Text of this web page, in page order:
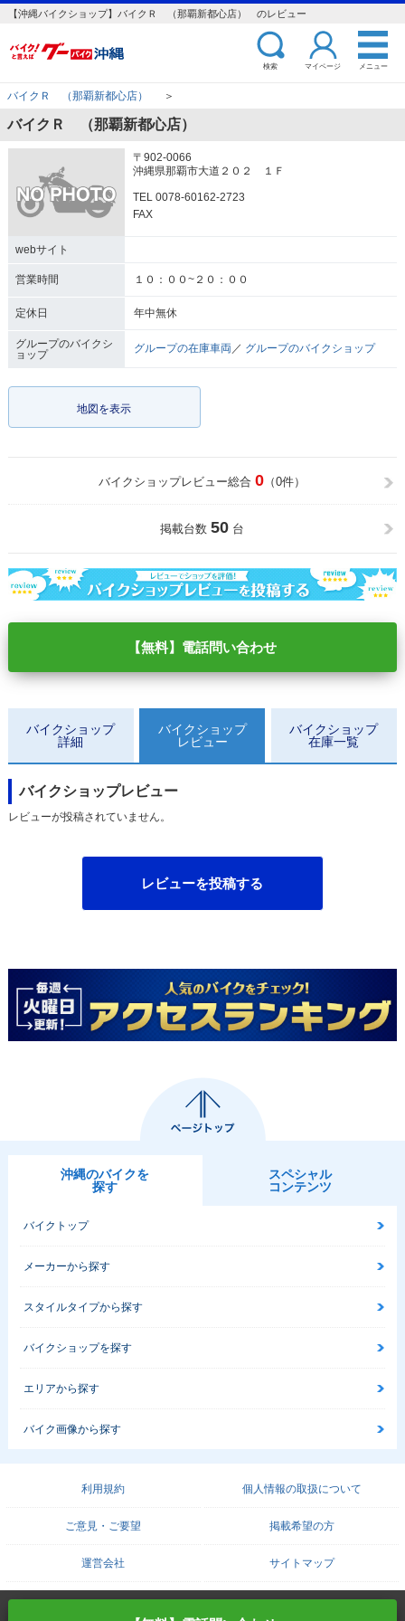
【沖縄バイクショップ】バイクＲ （那覇新都心店） のレビュー
検索 マイページ メニュー
バイクＲ （那覇新都心店） ＞
バイクＲ （那覇新都心店）
〒902-0066
沖縄県那覇市大道２０２ １Ｆ
TEL 0078-60162-2723
FAX
webサイト
営業時間 １０：００~２０：００
定休日 年中無休
グループのバイクシ
ョップ
グループの在庫車両 ／ グループのバイクショップ
地図を表示
バイクショップレビュー総合 0 （0件）
掲載台数 50 台
【無料】電話問い合わせ
バイクショップ
詳細
バイクショップ
レビュー
バイクショップ
在庫一覧
バイクショップレビュー
レビューが投稿されていません。
レビューを投稿する
沖縄のバイクを
探す
スペシャル
コンテンツ
バイクトップ
メーカーから探す
スタイルタイプから探す
バイクショップを探す
エリアから探す
バイク画像から探す
利用規約 個人情報の取扱について
ご意見・ご要望 掲載希望の方
運営会社 サイトマップ